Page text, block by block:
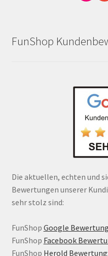
FunShop
Die aktuellen, echten und
Bewertungen unserer
sehr stolz sind:
FunShop Google
FunShop Facebook
FunShop Herold